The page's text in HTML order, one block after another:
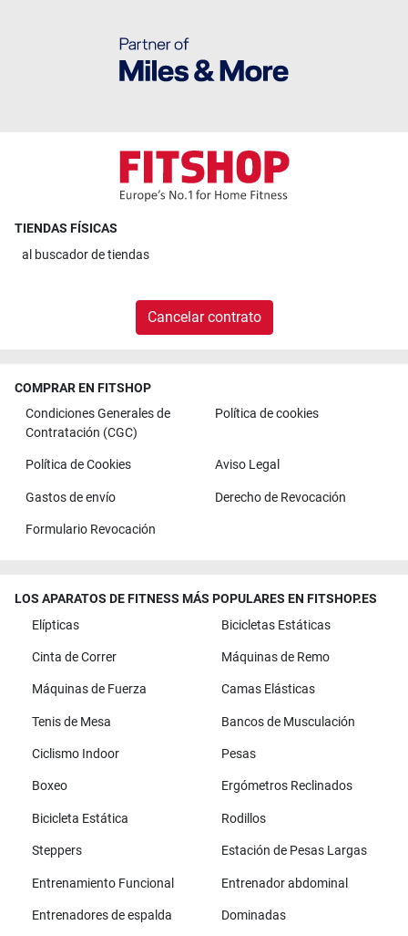
TIENDAS FÍSICAS
al buscador de tiendas
Cancelar contrato
COMPRAR EN FITSHOP
Condiciones Generales de
Contratación (CGC)
Política de cookies
Política de Cookies Aviso Legal
Gastos de envío Derecho de Revocación
Formulario Revocación
LOS APARATOS DE FITNESS MÁS POPULARES EN FITSHOP.ES
Elípticas
Bicicletas Estáticas
Cinta de Correr Máquinas de Remo
Máquinas de Fuerza Camas Elásticas
Tenis de Mesa Bancos de Musculación
Ciclismo Indoor Pesas
Boxeo Ergómetros Reclinados
Bicicleta Estática Rodillos
Steppers Estación de Pesas Largas
Entrenamiento Funcional Entrenador abdominal
Entrenadores de espalda Dominadas